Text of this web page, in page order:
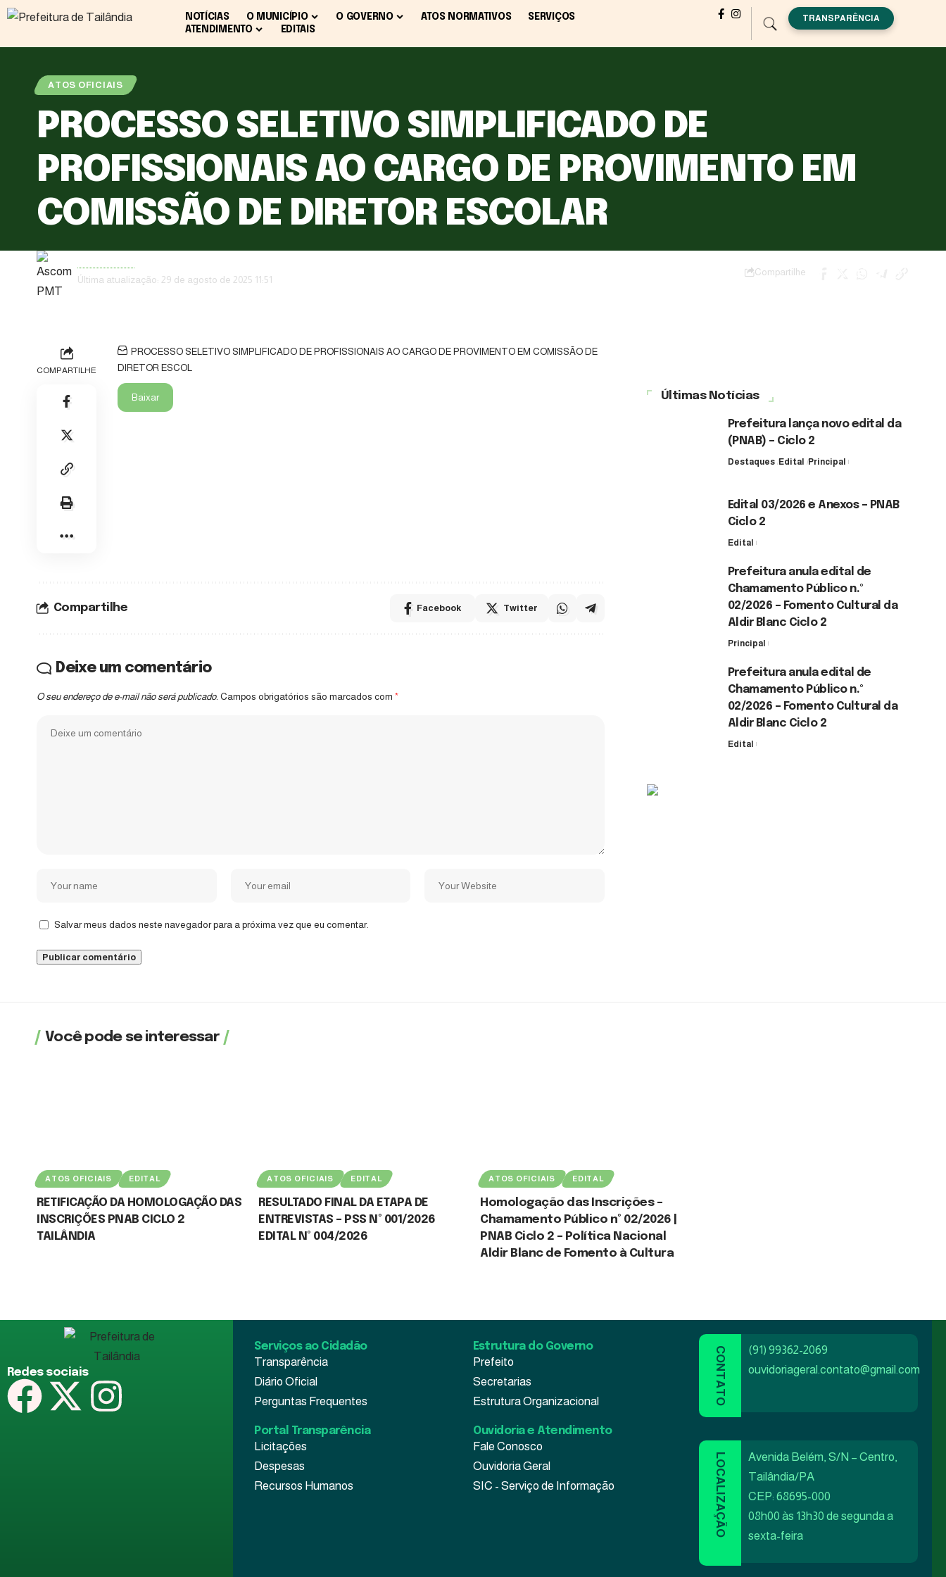
NOTÍCIAS O MUNICÍPIO O GOVERNO ATOS NORMATIVOS
SERVIÇOS
ATENDIMENTO
EDITAIS
TRANSPARÊNCIA
ATOS OFICIAIS
PROCESSO SELETIVO SIMPLIFICADO DE
PROFISSIONAIS AO CARGO DE PROVIMENTO EM
COMISSÃO DE DIRETOR ESCOLAR
Última atualização: 29 de agosto de 2025 11:51
Compartilhe
COMPARTILHE
PROCESSO SELETIVO SIMPLIFICADO DE PROFISSIONAIS AO CARGO DE PROVIMENTO EM COMISSÃO DE
DIRETOR ESCOL
Baixar
Compartilhe Facebook Twitter
Deixe um comentário
O seu endereço de e-mail não será publicado. Campos obrigatórios são marcados com *
Salvar meus dados neste navegador para a próxima vez que eu comentar.
Últimas Notícias
Prefeitura lança novo edital da
(PNAB) – Ciclo 2
Destaques Edital
Principal
Edital 03/2026 e Anexos – PNAB
Ciclo 2
Edital
Prefeitura anula edital de
Chamamento Público n.º
02/2026 – Fomento Cultural da
Aldir Blanc Ciclo 2
Principal
Prefeitura anula edital de
Chamamento Público n.º
02/2026 – Fomento Cultural da
Aldir Blanc Ciclo 2
Edital
Você pode se interessar
ATOS OFICIAIS EDITAL
RETIFICAÇÃO DA HOMOLOGAÇÃO DAS
INSCRIÇÕES PNAB CICLO 2
TAILÂNDIA
ATOS OFICIAIS EDITAL
RESULTADO FINAL DA ETAPA DE
ENTREVISTAS – PSS Nº 001/2026
EDITAL Nº 004/2026
ATOS OFICIAIS EDITAL
Homologação das Inscrições –
Chamamento Público nº 02/2026 |
PNAB Ciclo 2 – Política Nacional
Aldir Blanc de Fomento à Cultura
Redes sociais
Serviços ao Cidadão
Transparência
Diário Oficial
Perguntas Frequentes
Estrutura do Governo
Prefeito
Secretarias
Estrutura Organizacional
Portal Transparência
Licitações
Despesas
Recursos Humanos
Ouvidoria e Atendimento
Fale Conosco
Ouvidoria Geral
SIC - Serviço de Informação
(91) 99362-2069
ouvidoriageral.contato@gmail.com
Avenida Belém, S/N – Centro,
Tailândia/PA
CEP: 68695-000
08h00 às 13h30 de segunda a
sexta-feira